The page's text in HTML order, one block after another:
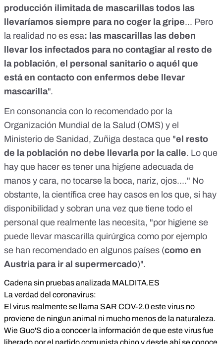
producción ilimitada de mascarillas todos las
llevaríamos siempre para no coger la gripe... Pero
la realidad no es esa: las mascarillas las deben
llevar los infectados para no contagiar al resto de
la población, el personal sanitario o aquél que
está en contacto con enfermos debe llevar
mascarilla".
En consonancia con lo recomendado por la
Organización Mundial de la Salud (OMS) y el
Ministerio de Sanidad, Zuñiga destaca que "el resto
de la población no debe llevarla por la calle. Lo que
hay que hacer es tener una higiene adecuada de
manos y cara, no tocarse la boca, nariz, ojos...." No
obstante, la científica cree hay casos en los que, si hay
disponibilidad y sobran una vez que tiene todo el
personal que realmente las necesita, "por higiene se
puede llevar mascarilla quirúrgica como por ejemplo
se han recomendado en algunos países (como en
Austria para ir al supermercado)".
Cadena sin pruebas analizada MALDITA.ES
La verdad del coronavirus:
El virus realmente se llama SAR COV-2.0 este virus no
proviene de ningun animal ni mucho menos de la naturaleza.
Wie Guo'S dio a conocer la información de que este virus fue